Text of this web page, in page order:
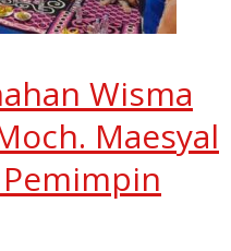
Wisma
Maesyal